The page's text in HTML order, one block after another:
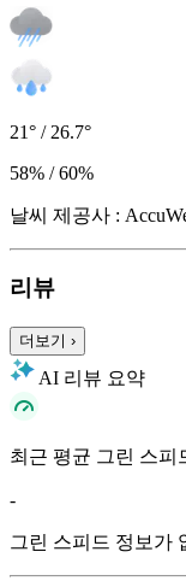
21° / 26.7°
58% / 60%
날씨 제공사 :
리뷰
더보기 ›
AI 리뷰 요약
최근 평균 그린 스피
-
그린 스피드 정보가